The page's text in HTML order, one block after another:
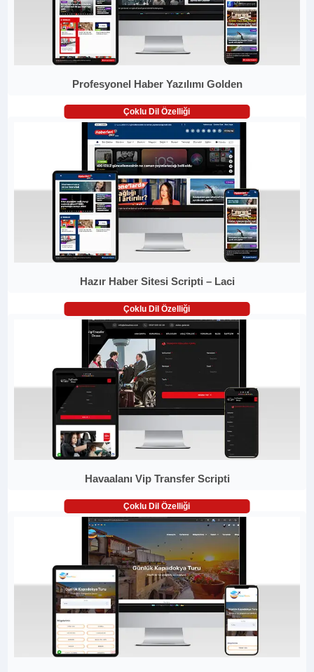
Profesyonel Haber Yazılımı Golden
Çoklu Dil Özelliği
Hazır Haber Sitesi Scripti – Laci
Çoklu Dil Özelliği
Havaalanı Vip Transfer Scripti
Çoklu Dil Özelliği